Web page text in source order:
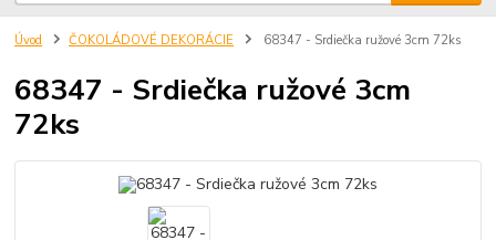
Úvod ČOKOLÁDOVÉ DEKORÁCIE 68347 - Srdiečka ružové 3cm 72ks
68347 - Srdiečka ružové 3cm
72ks